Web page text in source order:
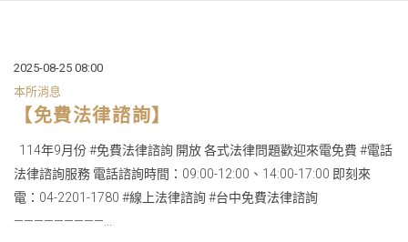
2025-08-25 08:00
本所消息
【免費法律諮詢】
114年9月份 #免費法律諮詢 開放 各式法律問題歡迎來電免費 #電話
法律諮詢服務 電話諮詢時間：09:00-12:00、14:00-17:00 即刻來
電：04-2201-1780 #線上法律諮詢 #台中免費法律諮詢
—————————...